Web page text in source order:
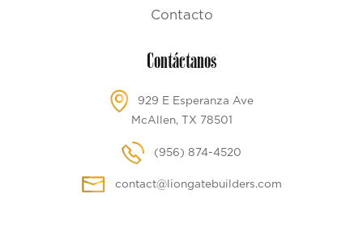
Contacto
Contáctanos
929 E Esperanza Ave
McAllen, TX 78501
(956) 874-4520
contact@liongatebuilders.com